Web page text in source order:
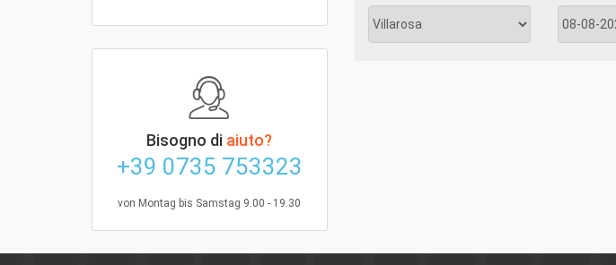
Bisogno di aiuto?
+39 0735 753323
von Montag bis Samstag 9.00 - 19.30